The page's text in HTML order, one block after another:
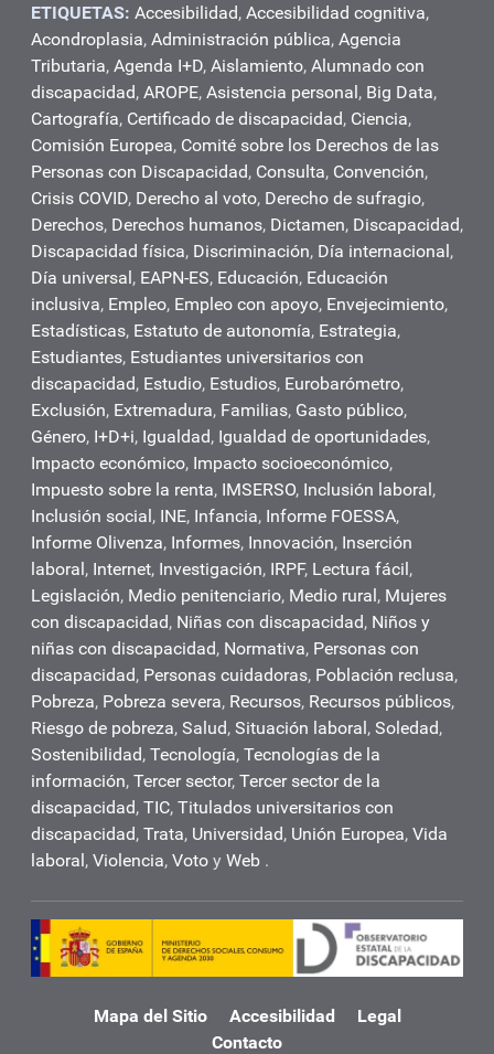
ETIQUETAS: Accesibilidad, Accesibilidad cognitiva,
Acondroplasia, Administración pública, Agencia
Tributaria, Agenda I+D, Aislamiento, Alumnado con
discapacidad, AROPE, Asistencia personal, Big Data,
Cartografía, Certificado de discapacidad, Ciencia,
Comisión Europea, Comité sobre los Derechos de las
Personas con Discapacidad, Consulta, Convención,
Crisis COVID, Derecho al voto, Derecho de sufragio,
Derechos, Derechos humanos, Dictamen, Discapacidad,
Discapacidad física, Discriminación, Día internacional,
Día universal, EAPN-ES, Educación, Educación
inclusiva, Empleo, Empleo con apoyo, Envejecimiento,
Estadísticas, Estatuto de autonomía, Estrategia,
Estudiantes, Estudiantes universitarios con
discapacidad, Estudio, Estudios, Eurobarómetro,
Exclusión, Extremadura, Familias, Gasto público,
Género, I+D+i, Igualdad, Igualdad de oportunidades,
Impacto económico, Impacto socioeconómico,
Impuesto sobre la renta, IMSERSO, Inclusión laboral,
Inclusión social, INE, Infancia, Informe FOESSA,
Informe Olivenza, Informes, Innovación, Inserción
laboral, Internet, Investigación, IRPF, Lectura fácil,
Legislación, Medio penitenciario, Medio rural, Mujeres
con discapacidad, Niñas con discapacidad, Niños y
niñas con discapacidad, Normativa, Personas con
discapacidad, Personas cuidadoras, Población reclusa,
Pobreza, Pobreza severa, Recursos, Recursos públicos,
Riesgo de pobreza, Salud, Situación laboral, Soledad,
Sostenibilidad, Tecnología, Tecnologías de la
información, Tercer sector, Tercer sector de la
discapacidad, TIC, Titulados universitarios con
discapacidad, Trata, Universidad, Unión Europea, Vida
laboral, Violencia, Voto y Web .
Mapa del Sitio Accesibilidad
Legal
Contacto